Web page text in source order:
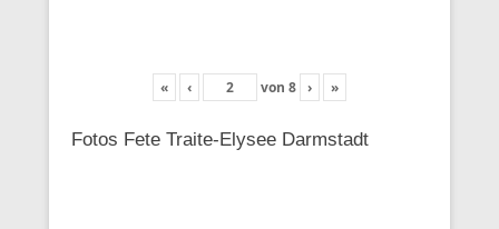
« ‹ von 8 › »
Fotos Fete Traite-Elysee Darmstadt